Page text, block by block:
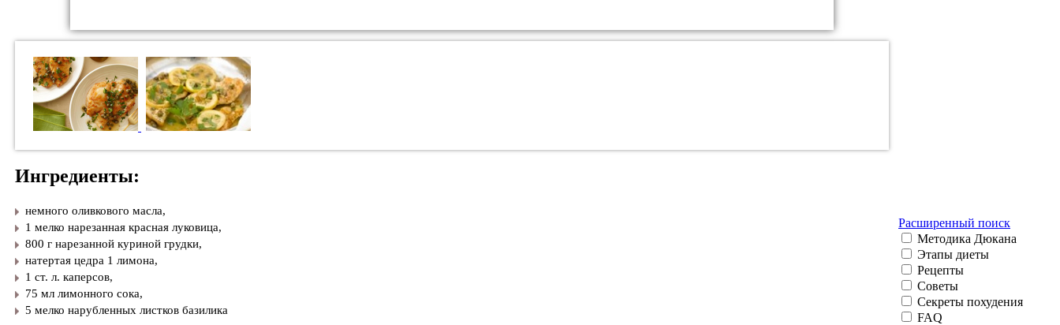
Ингредиенты:
немного оливкового масла,
1 мелко нарезанная красная луковица,
800 г нарезанной куриной грудки,
натертая цедра 1 лимона,
1 ст. л. каперсов,
75 мл лимонного сока,
5 мелко нарубленных листков базилика
Расширенный поиск
Методика Дюкана
Этапы диеты
Рецепты
Советы
Секреты похудения
FAQ